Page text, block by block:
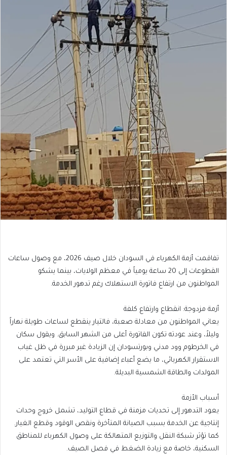
تفاقمت أزمة الكهرباء في السودان خلال صيف 2026، مع وصول ساعات
القطوعات إلى 20 ساعة يومياً في معظم الولايات، بينما يشكو
المواطنون من ارتفاع فاتورة الاستهلاك رغم تدهور الخدمة.
أزمة مزدوجة: انقطاع وارتفاع كلفة
يعاني المواطنون من معادلة صعبة، فالتيار ينقطع لساعات طويلة نهاراً
وليلاً، وعند عودته تكون الفاتورة أعلى من الشهر السابق. ويقول سكان
في الخرطوم وود مدني وبورتسودان إن الزيادة غير مبررة في ظل غياب
الاستقرار الكهربائي، ما يضع أعباء إضافية على الأسر التي تعتمد على
المولدات والطاقة الشمسية البديلة.
أسباب الأزمة
يعود التدهور إلى تحديات مزمنة في قطاع التوليد، تشمل خروج وحدات
إنتاجية عن الخدمة بسبب الصيانة المتأخرة ونقص الوقود وقطع الغيار.
كما تؤثر شبكة النقل والتوزيع المتهالكة على وصول الكهرباء للمناطق
السكنية، خاصة مع زيادة الضغط في فصل الصيف.